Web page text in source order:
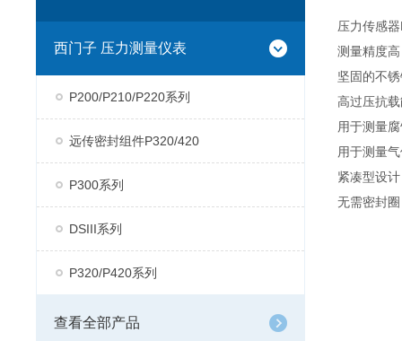
西门子 压力测量仪表
P200/P210/P220系列
远传密封组件P320/420
P300系列
DSIII系列
P320/P420系列
查看全部产品
压力传感
测量精度高
坚固的不
高过压抗
用于测量
用于测量
紧凑型设计
无需密封圈